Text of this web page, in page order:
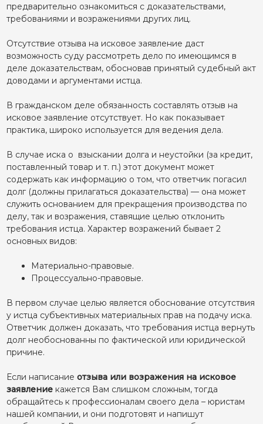
предварительно ознакомиться с доказательствами,
требованиями и возражениями других лиц.
Отсутствие отзыва на исковое заявление даст
возможность суду рассмотреть дело по имеющимся в
деле доказательствам, обосновав принятый судебный акт
доводами и аргументами истца.
В гражданском деле обязанность составлять отзыв на
исковое заявление отсутствует. Но как показывает
практика, широко используется для ведения дела.
В случае иска о взыскании долга и неустойки (за кредит,
поставленный товар и т. п.) этот документ может
содержать как информацию о том, что ответчик погасил
долг (должны прилагаться доказательства) — она может
служить основанием для прекращения производства по
делу, так и возражения, ставящие целью отклонить
требования истца. Характер возражений бывает 2
основных видов:
Материально-правовые.
Процессуально-правовые.
В первом случае целью является обоснование отсутствия
у истца субъективных материальных прав на подачу иска.
Ответчик должен доказать, что требования истца вернуть
долг необоснованны по фактической или юридической
причине.
Если написаниеотзыва или возражения на исковое
заявление кажется Вам слишком сложным, тогда
обращайтесь к профессионалам своего дела – юристам
нашей компании, и они подготовят и напишут